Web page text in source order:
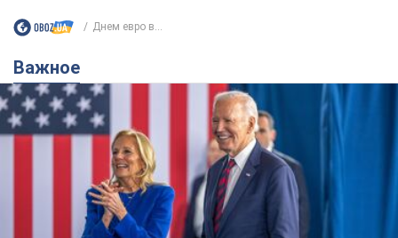
Днем евро в...
Важное